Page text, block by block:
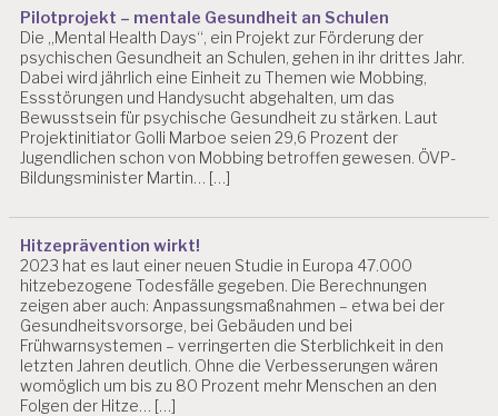
Pilotprojekt – mentale Gesundheit an Schulen
Die „Mental Health Days“, ein Projekt zur Förderung der
psychischen Gesundheit an Schulen, gehen in ihr drittes Jahr.
Dabei wird jährlich eine Einheit zu Themen wie Mobbing,
Essstörungen und Handysucht abgehalten, um das
Bewusstsein für psychische Gesundheit zu stärken. Laut
Projektinitiator Golli Marboe seien 29,6 Prozent der
Jugendlichen schon von Mobbing betroffen gewesen. ÖVP-
Bildungsminister Martin… […]
Hitzeprävention wirkt!
2023 hat es laut einer neuen Studie in Europa 47.000
hitzebezogene Todesfälle gegeben. Die Berechnungen
zeigen aber auch: Anpassungsmaßnahmen – etwa bei der
Gesundheitsvorsorge, bei Gebäuden und bei
Frühwarnsystemen – verringerten die Sterblichkeit in den
letzten Jahren deutlich. Ohne die Verbesserungen wären
womöglich um bis zu 80 Prozent mehr Menschen an den
Folgen der Hitze… […]